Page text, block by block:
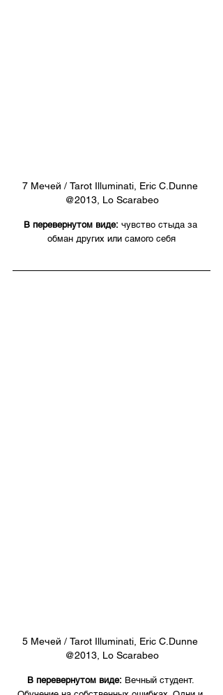
7 Мечей / Tarot Illuminati, Eric C.Dunne
@2013, Lo Scarabeo
В перевернутом виде: чувство стыда за
обман других или самого себя
5 Мечей / Tarot Illuminati, Eric C.Dunne
@2013, Lo Scarabeo
В перевернутом виде: Вечный студент.